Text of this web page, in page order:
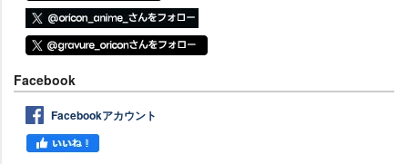
Facebook
Facebookアカウント